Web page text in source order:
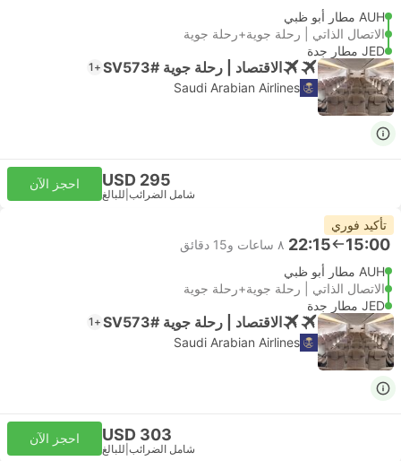
AUH مطار أبو ظبي
الاتصال الذاتي | رحلة جوية+رحلة جوية
JED مطار جدة
الاقتصاد | رحلة جوية #SV573 +1
Saudi Arabian Airlines
USD 295
شامل الضرائب للبالغ
احجز الآن
تأكيد فوري
15:00
22:15 ٨ ساعات و‫15 دقائق
AUH مطار أبو ظبي
الاتصال الذاتي | رحلة جوية+رحلة جوية
JED مطار جدة
الاقتصاد | رحلة جوية #SV573 +1
Saudi Arabian Airlines
USD 303
شامل الضرائب للبالغ
احجز الآن